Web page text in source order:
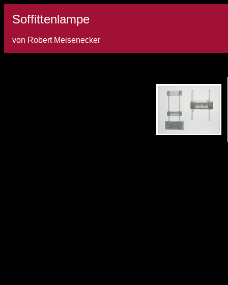
Soffittenlampe
von Robert Meisenecker